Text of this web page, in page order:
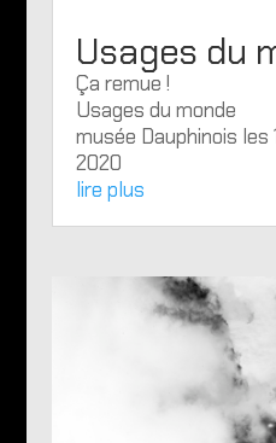
Usages du
Ça remue !
Usages du monde
musée Dauphinois les
2020
lire plus